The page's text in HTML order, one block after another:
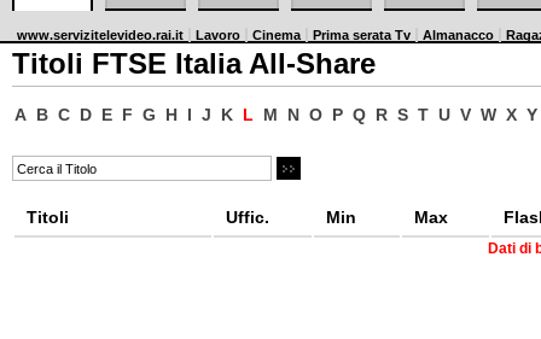
www.servizitelevideo.rai.it Lavoro Cinema Prima serata Tv Almanacco
Titoli FTSE Italia All-Share
A B C D E F G H I J K L M N O P Q R S T U V W X Y
Titoli Uffic. Min Max
Dati di